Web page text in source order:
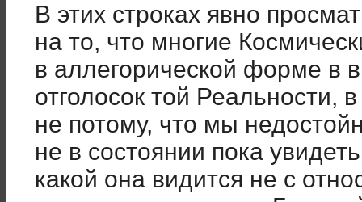
В этих строках явно
на то, что многие
в аллегорической форме в
отголосок той Реальности,
не потому, что мы
не в состоянии пока
какой она видится не с